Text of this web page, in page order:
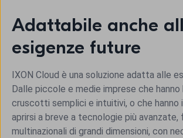
Adattabile anche
esigenze future
IXON Cloud è una soluzione adatta alle
Dalle piccole e medie imprese che hanno
cruscotti semplici e intuitivi, o che hanno
aprirsi a breve a tecnologie più avanzate,
multinazionali di grandi dimensioni, con